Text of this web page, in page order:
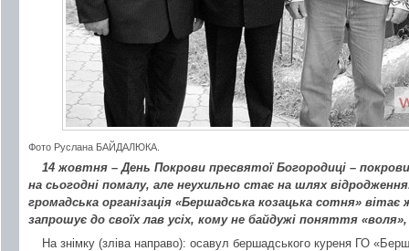
Фото Руслана БАЙДАЛЮКА.
14 жовтня – День Покрови пресвятої Богородиці –
на сьогодні помалу, але неухильно стає на шлях
громадська організація «Бершадська козацька сотня»
запрошує до своїх лав усіх, кому не байдужі поняття
На знімку (зліва направо): осавул бершадського куреня ГО